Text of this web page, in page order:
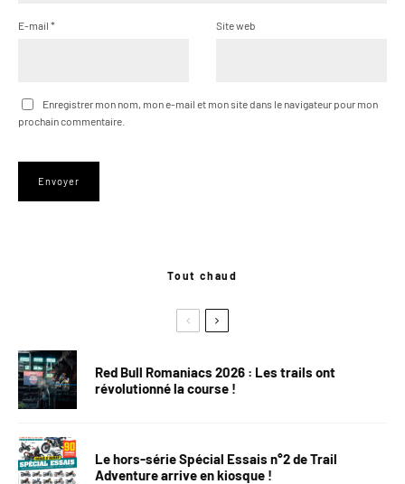
E-mail * Site web
Enregistrer mon nom, mon e-mail et mon site dans le navigateur pour mon
prochain commentaire.
Tout chaud
Red Bull Romaniacs 2026 : Les trails ont
révolutionné la course !
Le hors-série Spécial Essais n°2 de Trail
Adventure arrive en kiosque !